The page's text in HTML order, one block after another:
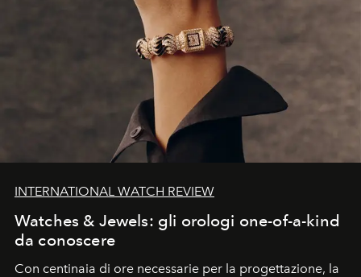
INTERNATIONAL WATCH REVIEW
Watches & Jewels: gli orologi one-of-a-kind
da conoscere
Con centinaia di ore necessarie per la progettazione, la